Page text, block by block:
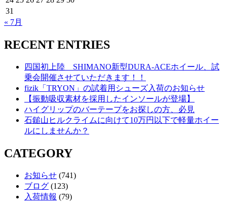
31
« 7月
RECENT ENTRIES
四国初上陸 SHIMANO新型DURA-ACEホイール、試
乗会開催させていただきます！！
fizik「TRYON」の試着用シューズ入荷のお知らせ
【振動吸収素材を採用したインソールが登場】
ハイグリップのバーテープをお探しの方、必見
石鎚山ヒルクライムに向けて10万円以下で軽量ホイー
ルにしませんか？
CATEGORY
お知らせ (741)
ブログ (123)
入荷情報 (79)